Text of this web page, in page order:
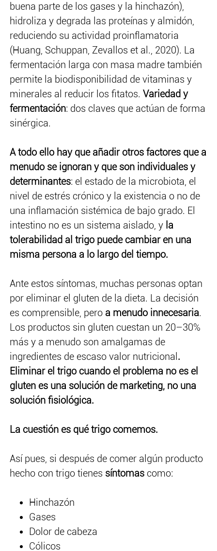
buena parte de los gases y la hinchazón),
hidroliza y degrada las proteínas y almidón,
reduciendo su actividad proinflamatoria
(Huang, Schuppan, Zevallos et al., 2020). La
fermentación larga con masa madre también
permite la biodisponibilidad de vitaminas y
minerales al reducir los fitatos. Variedad y
fermentación: dos claves que actúan de forma
sinérgica.
A todo ello hay que añadir otros factores que a
menudo se ignoran y que son individuales y
determinantes: el estado de la microbiota, el
nivel de estrés crónico y la existencia o no de
una inflamación sistémica de bajo grado. El
intestino no es un sistema aislado, y la
tolerabilidad al trigo puede cambiar en una
misma persona a lo largo del tiempo.
Ante estos síntomas, muchas personas optan
por eliminar el gluten de la dieta. La decisión
es comprensible, pero a menudo innecesaria.
Los productos sin gluten cuestan un 20–30%
más y a menudo son amalgamas de
ingredientes de escaso valor nutricional .
Eliminar el trigo cuando el problema no es el
gluten es una solución de marketing, no una
solución fisiológica.
La cuestión es qué trigo comemos.
Así pues, si después de comer algún producto
hecho con trigo tienes síntomas como:
Hinchazón
Gases
Dolor de cabeza
Cólicos